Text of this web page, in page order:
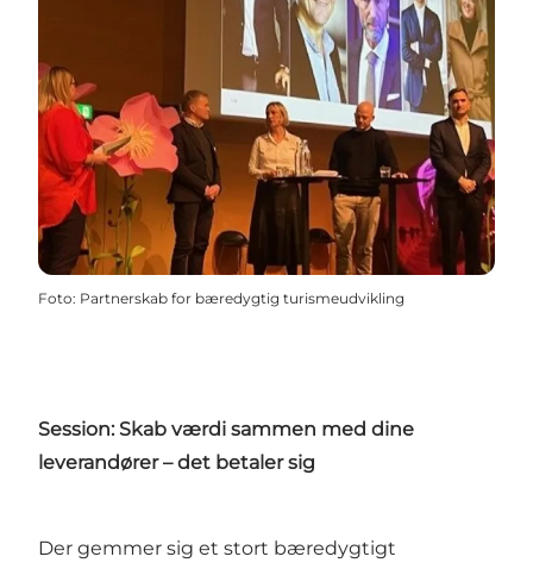
Foto: Partnerskab for bæredygtig turismeudvikling
Session: Skab værdi sammen med dine
leverandører – det betaler sig
Der gemmer sig et stort bæredygtigt